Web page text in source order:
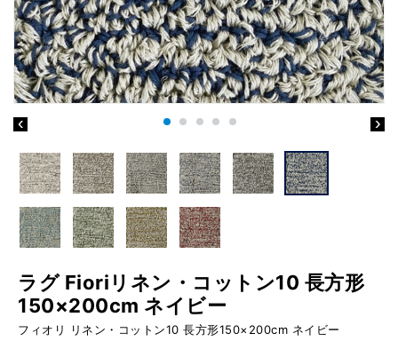
ラグ Fioriリネン・コットン10 長方形
150×200cm ネイビー
フィオリ リネン・コットン10 長方形150×200cm ネイビー